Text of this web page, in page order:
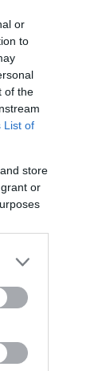
or
to
of the
List of
store
or